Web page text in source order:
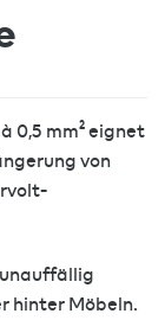
0,5 mm² eignet
von
hinter Möbeln.